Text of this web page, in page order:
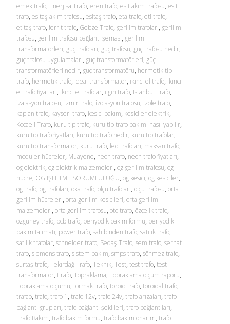
emek trafo, Enerjisa Trafo, eren trafo, esit akım trafosu, esit
trafo, esitaş akım trafosu, esitaş trafo, eta trafo, eti trafo,
etitaş trafo, ferrit trafo, Gebze Trafo, gerilim trafoları, gerilim
trafosu, gerilim trafosu bağlantı şeması, gerilim
transformatörleri, güç trafoları, güç trafosu, güç trafosu nedir,
güç trafosu uygulamaları, güç transformatörleri, güç
transformatörleri nedir, güç transformatörü, hermetik tip
trafo, hermetik trafo, ideal transformatör, ikinci el trafo, ikinci
el trafo fiyatları, ikinci el trafolar, ilgin trafo, İstanbul Trafo,
izalasyon trafosu, izmir trafo, izolasyon trafosu, izole trafo,
kaplan trafo, kayseri trafo, kesici bakım, kesiciler elektrik,
Kocaeli Trafo, kuru tip trafo, kuru tip trafo bakımı nasıl yapılır,
kuru tip trafo fiyatları, kuru tip trafo nedir, kuru tip trafolar,
kuru tip transformatör, kuru trafo, led trafoları, maksan trafo,
modüler hücreler, Muayene, neon trafo, neon trafo fiyatları,
og elektrik, og elektrik malzemeleri, og gerilim trafosu, og
hücre, OG İŞLETME SORUMLULUĞU, og kesici, og kesiciler,
og trafo, og trafoları, oka trafo, ölçü trafoları, ölçü trafosu, orta
gerilim hücreleri, orta gerilim kesicileri, orta gerilim
malzemeleri, orta gerilim trafosu, oto trafo, özçelik trafo,
özgüney trafo, pcb trafo, periyodik bakım formu, periyodik
bakım talimatı, power trafo, sahibinden trafo, satılık trafo,
satılık trafolar, schneider trafo, Sedaş Trafo, sem trafo, serhat
trafo, siemens trafo, sistem bakım, smps trafo, sönmez trafo,
surtaş trafo, Tekirdağ Trafo, Teknik, Test, test trafo, test
transformator, tırafo, Topraklama, Topraklama ölçüm raporu,
Topraklama ölçümü, tormak trafo, toroid trafo, toroidal trafo,
trafao, trafo, trafo 1 , trafo 12v, trafo 24v, trafo arızaları, trafo
bağlantı grupları, trafo bağlantı şekilleri, trafo bağlantıları,
Trafo Bakım, trafo bakım formu, trafo bakım onarım, trafo